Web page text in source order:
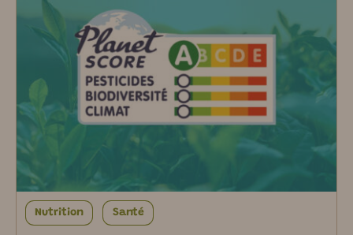
Nutrition Santé